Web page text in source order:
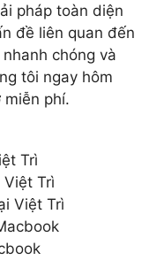
pháp toàn diện
đề liên quan đến
chóng và
tôi ngay hôm
phí.
Trì
Trì
Việt Trì